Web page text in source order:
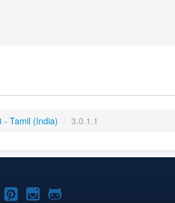
- Tamil (India) / 3.0.1.1
Joomla!
Joomla!Joomla!